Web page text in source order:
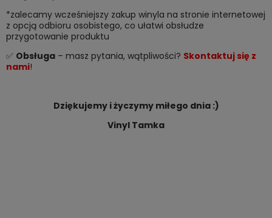
*zalecamy wcześniejszy zakup winyla na stronie internetowej
z opcją odbioru osobistego, co ułatwi obsłudze
przygotowanie produktu
✅ Obsługa – masz pytania, wątpliwości? Skontaktuj się z
nami!
Dziękujemy i życzymy miłego dnia :)
Vinyl Tamka